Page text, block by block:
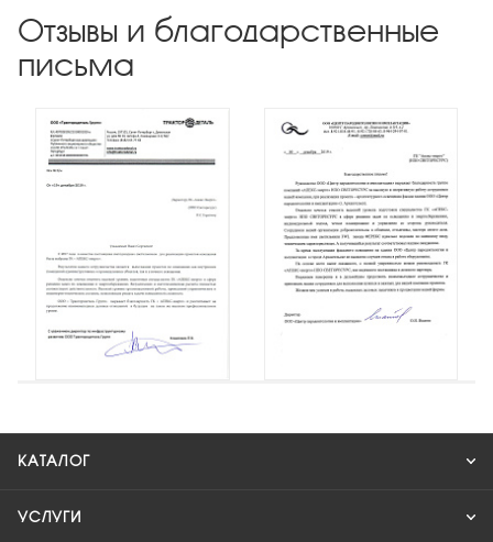
Отзывы и благодарственные
письма
КАТАЛОГ
УСЛУГИ